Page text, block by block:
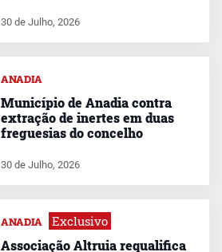
30 de Julho, 2026
ANADIA
Município de Anadia contra
extração de inertes em duas
freguesias do concelho
30 de Julho, 2026
ANADIA Exclusivo
Associação Altruia requalifica